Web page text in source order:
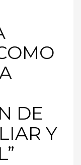
DE
Y